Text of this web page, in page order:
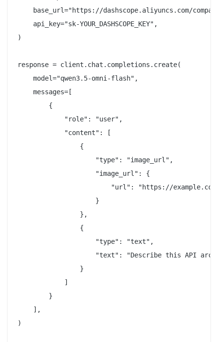
base_url="https://dashscope.aliyuncs.com/
    api_key="sk-YOUR_DASHSCOPE_KEY",
)
response = client.chat.completions.create(
    model="qwen3.5-omni-flash",
    messages=[
        {
            "role": "user",
            "content": [
                {
                    "type": "image_url",
                    "image_url": {
"url": "https://
                    }
                },
                {
                    "type": "text",
"text": "Describe this API
                }
            ]
        }
    ],
)